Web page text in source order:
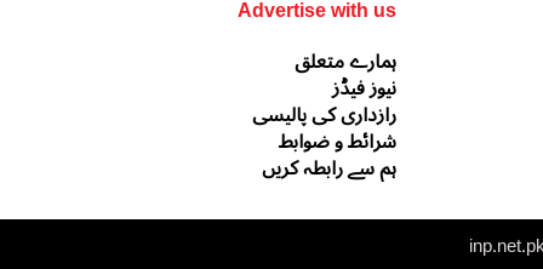
Advertise with us
ہمارے متعلق
نیوز فیڈز
رازداری کی پالیسی
شرائط و ضوابط
ہم سے رابطہ کریں